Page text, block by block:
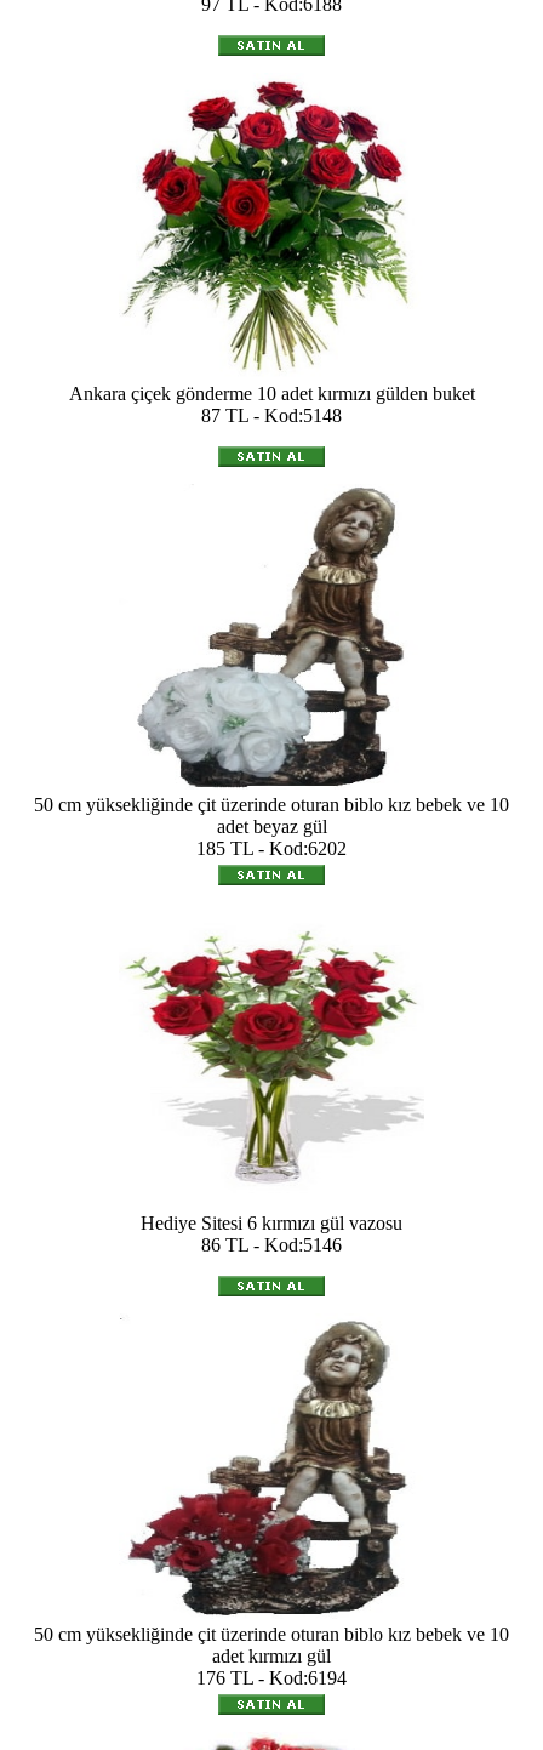
97 TL - Kod:6188
Ankara çiçek gönderme 10 adet kırmızı gülden buket
87 TL - Kod:5148
50 cm yüksekliğinde çit üzerinde oturan biblo kız bebek ve 10
adet beyaz gül
185 TL - Kod:6202
Hediye Sitesi 6 kırmızı gül vazosu
86 TL - Kod:5146
50 cm yüksekliğinde çit üzerinde oturan biblo kız bebek ve 10
adet kırmızı gül
176 TL - Kod:6194